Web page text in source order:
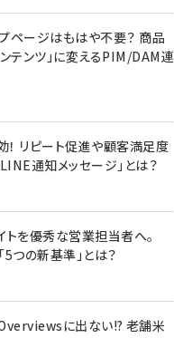
ページはもはや不要？ 商品
テンツ」に変えるPIM/DAM連
！ リピート促進や顧客満足度
通知メッセージ」とは？
を優秀な営業担当者へ。
つの新基準」とは？
に出ない!? 老舗米